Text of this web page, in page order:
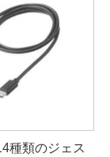
種類のジェス